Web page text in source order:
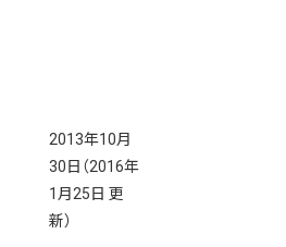
2013年10月
30日 （2016年
1月25日 更
新）